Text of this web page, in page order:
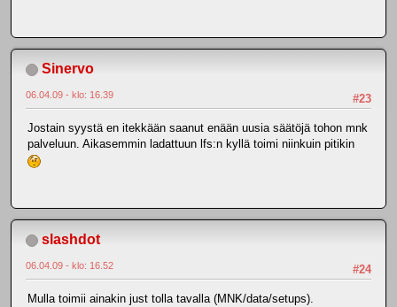
Sinervo
#23
06.04.09 - klo: 16.39
Jostain syystä en itekkään saanut enään uusia säätöjä tohon mnk
palveluun. Aikasemmin ladattuun lfs:n kyllä toimi niinkuin pitikin
slashdot
#24
06.04.09 - klo: 16.52
Mulla toimii ainakin just tolla tavalla (MNK/data/setups).